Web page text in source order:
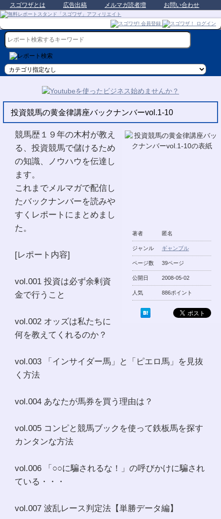
スゴワザとは 広告出稿 メルマガ読者増 お問い合わせ
投資競馬の黄金律講座バックナンバーvol.1-10
著者 匿名
ジャンル ギャンブル
ページ数 39ページ
公開日 2008-05-02
人気 886ポイント
競馬歴１９年の木村が教え
る、投資競馬で儲けるため
の知識、ノウハウを伝達し
ます。
これまでメルマガで配信し
たバックナンバーを読みや
すくレポートにまとめまし
た。
[レポート内容]
vol.001 投資は必ず余剰資
金で行うこと
vol.002 オッズは私たちに
何を教えてくれるのか？
vol.003 「インサイダー馬」と「ピエロ馬」を見抜
く方法
vol.004 あなたが馬券を買う理由は？
vol.005 コンピと競馬ブックを使って鉄板馬を探す
カンタンな方法
vol.006 「○○に騙されるな！」の呼びかけに騙され
ている・・・
vol.007 波乱レース判定法【単勝データ編】